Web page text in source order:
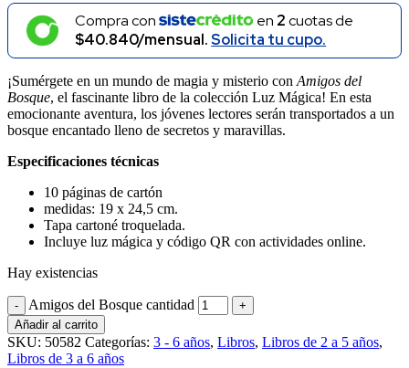
Compra con en 2cuotas de
$40.840/mensual.Solicita tu cupo.
¡Sumérgete en un mundo de magia y misterio con Amigos del
Bosque, el fascinante libro de la colección Luz Mágica! En esta
emocionante aventura, los jóvenes lectores serán transportados a un
bosque encantado lleno de secretos y maravillas.
Especificaciones técnicas
10 páginas de cartón
medidas: 19 x 24,5 cm.
Tapa cartoné troquelada.
Incluye luz mágica y código QR con actividades online.
Hay existencias
Amigos del Bosque cantidad
Añadir al carrito
SKU: 50582 Categorías: 3 - 6 años, Libros, Libros de 2 a 5 años,
Libros de 3 a 6 años